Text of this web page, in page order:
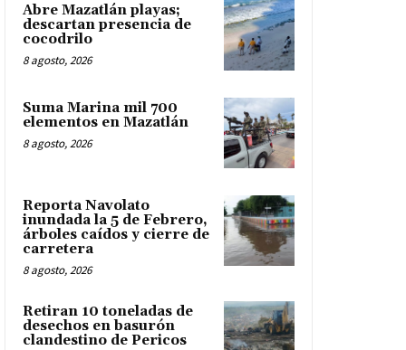
Abre Mazatlán playas;
descartan presencia de
cocodrilo
8 agosto, 2026
Suma Marina mil 700
elementos en Mazatlán
8 agosto, 2026
Reporta Navolato
inundada la 5 de Febrero,
árboles caídos y cierre de
carretera
8 agosto, 2026
Retiran 10 toneladas de
desechos en basurón
clandestino de Pericos